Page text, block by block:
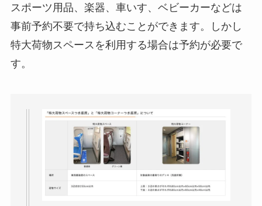
スポーツ用品、楽器、車いす、ベビーカーなどは
事前予約不要で持ち込むことができます。しかし
特大荷物スペースを利用する場合は予約が必要で
す。